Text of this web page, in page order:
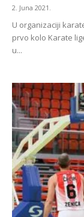
2. Juna 2021.
U organizaciji
prvo kolo Karate
u...